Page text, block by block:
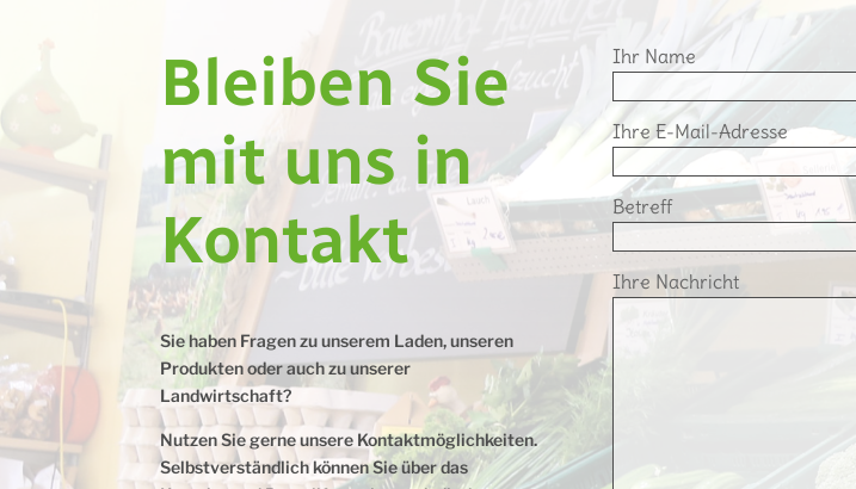
Bleiben Sie
mit uns in
Kontakt
Sie haben Fragen zu unserem Laden, unseren
Produkten oder auch zu unserer
Landwirtschaft?
Nutzen Sie gerne unsere Kontaktmöglichkeiten.
Selbstverständlich können Sie über das
Ihr Name
Ihre E-Mail-Adresse
Betreff
Ihre Nachricht